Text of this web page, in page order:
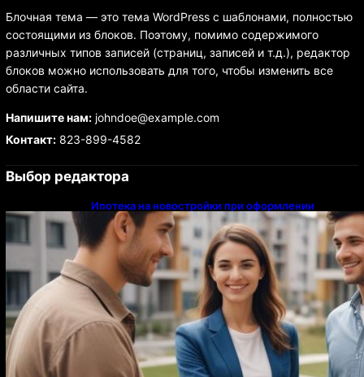
Блочная тема — это тема WordPress с шаблонами, полностью
состоящими из блоков. Поэтому, помимо содержимого
различных типов записей (страниц, записей и т.д.), редактор
блоков можно использовать для того, чтобы изменить все
области сайта.
Напишите нам:johndoe@example.com
Контакт:823-899-4582
Выбор редактора
Ипотека на новостройки при оформлении
напрямую у застройщика